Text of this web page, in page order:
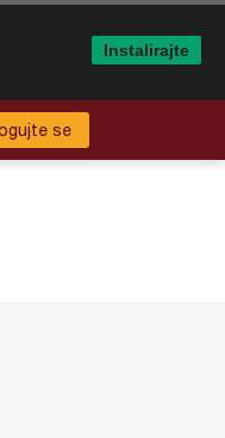
se
Instalirajte